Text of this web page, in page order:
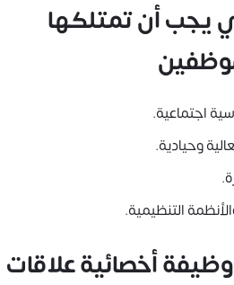
يجب أن تمتلكها
اجتماعية.
وحيادية.
التنظيمية.
أخصائية علاقات